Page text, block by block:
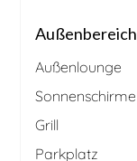
Außenbereich
Außenlounge
Sonnenschirme
Grill
Parkplatz